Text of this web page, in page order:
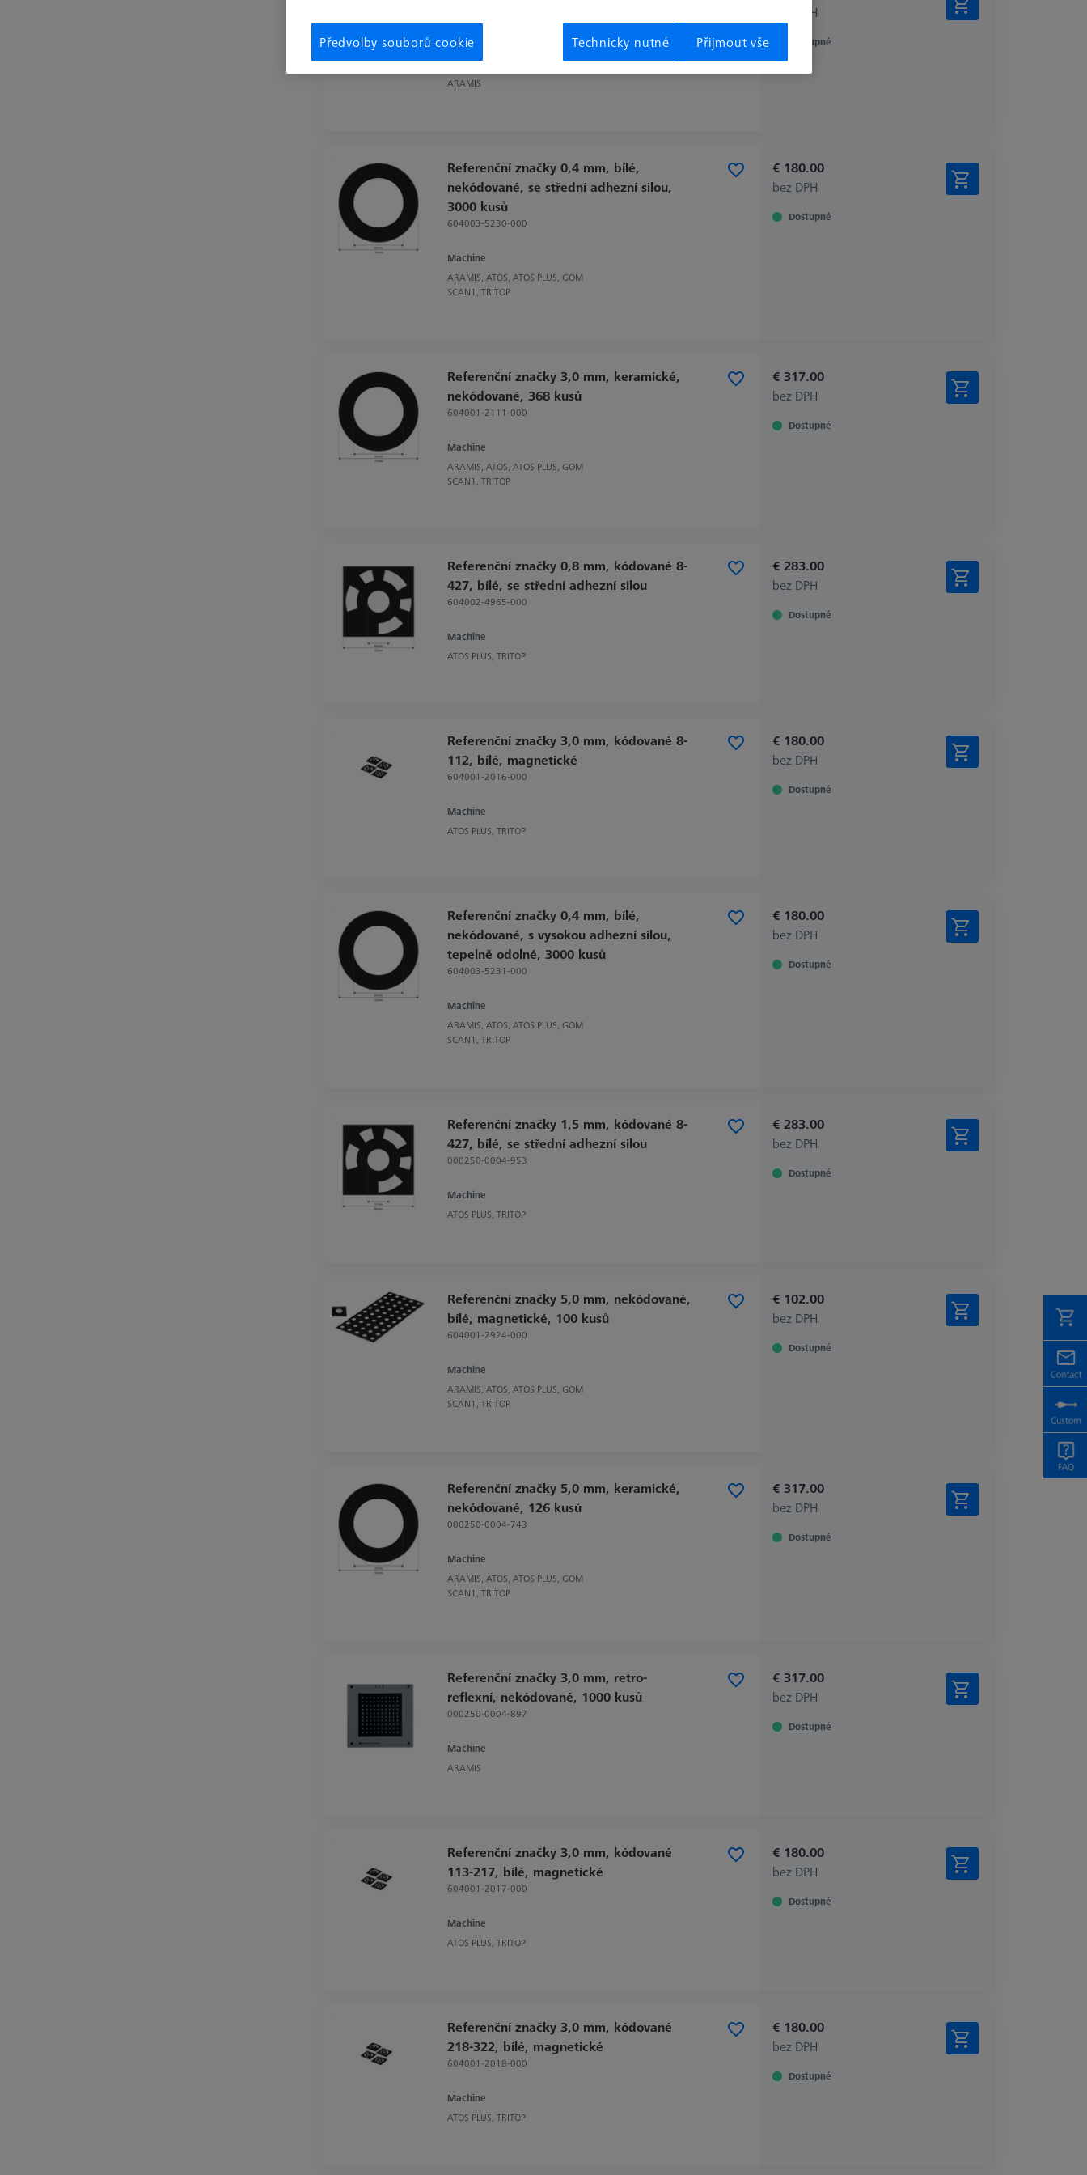
000250-0004-898
Machine
ARAMIS
bez DPH
Dostupné
Referenční značky 0,4 mm, bílé,
nekódované, se střední adhezní silou,
3000 kusů
604003-5230-000
Machine
ARAMIS, ATOS, ATOS PLUS, GOM
SCAN1, TRITOP
€ 180.00
bez DPH
Dostupné
Referenční značky 3,0 mm, keramické,
nekódované, 368 kusů
604001-2111-000
Machine
ARAMIS, ATOS, ATOS PLUS, GOM
SCAN1, TRITOP
€ 317.00
bez DPH
Dostupné
Referenční značky 0,8 mm, kódované 8-
427, bílé, se střední adhezní silou
604002-4965-000
Machine
ATOS PLUS, TRITOP
€ 283.00
bez DPH
Dostupné
Referenční značky 3,0 mm, kódované 8-
112, bílé, magnetické
604001-2016-000
Machine
ATOS PLUS, TRITOP
€ 180.00
bez DPH
Dostupné
Referenční značky 0,4 mm, bílé,
nekódované, s vysokou adhezní silou,
tepelně odolné, 3000 kusů
604003-5231-000
Machine
ARAMIS, ATOS, ATOS PLUS, GOM
SCAN1, TRITOP
€ 180.00
bez DPH
Dostupné
Referenční značky 1,5 mm, kódované 8-
427, bílé, se střední adhezní silou
000250-0004-953
Machine
ATOS PLUS, TRITOP
€ 283.00
bez DPH
Dostupné
Referenční značky 5,0 mm, nekódované,
bílé, magnetické, 100 kusů
604001-2924-000
Machine
ARAMIS, ATOS, ATOS PLUS, GOM
SCAN1, TRITOP
€ 102.00
bez DPH
Dostupné
Referenční značky 5,0 mm, keramické,
nekódované, 126 kusů
000250-0004-743
Machine
ARAMIS, ATOS, ATOS PLUS, GOM
SCAN1, TRITOP
€ 317.00
bez DPH
Dostupné
Referenční značky 3,0 mm, retro-
reflexní, nekódované, 1000 kusů
000250-0004-897
Machine
ARAMIS
€ 317.00
bez DPH
Dostupné
Referenční značky 3,0 mm, kódované
113-217, bílé, magnetické
604001-2017-000
Machine
ATOS PLUS, TRITOP
€ 180.00
bez DPH
Dostupné
Referenční značky 3,0 mm, kódované
218-322, bílé, magnetické
604001-2018-000
Machine
ATOS PLUS, TRITOP
€ 180.00
bez DPH
Dostupné
Předvolby souborů cookie Technicky nutné Přijmout vše